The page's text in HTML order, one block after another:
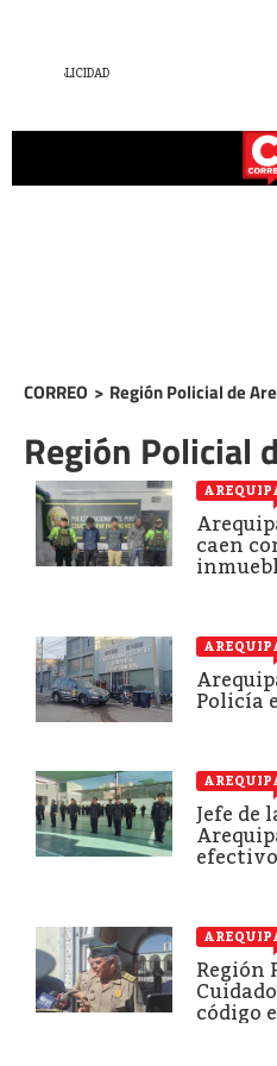
CORREO > Región Policial de
Región Policial
caen
Policía
Jefe de
Región
código